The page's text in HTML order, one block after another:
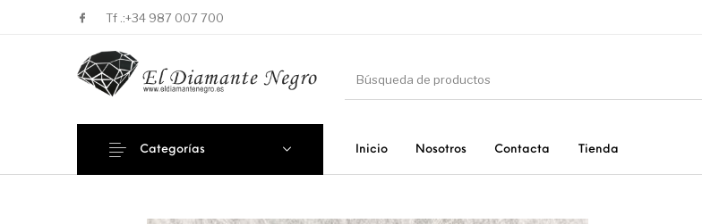
Tf .:+34 987 007 700
Inicio Nosotros Contacta Tienda
Categorías